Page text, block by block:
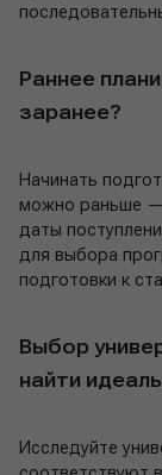
Раннее
заранее?
Начинать
можно раньше —
даты
для выбора
подготовки к
Выбор
найти
Исследуйте